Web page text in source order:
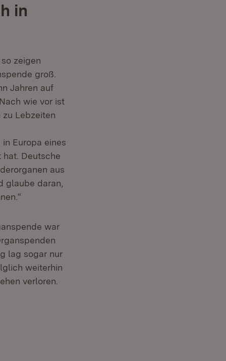
in
zeigen
groß.
Jahren auf
wie vor ist
Lebzeiten
Europa eines
Deutsche
aus
glaube daran,
war
lag sogar nur
weiterhin
verloren.